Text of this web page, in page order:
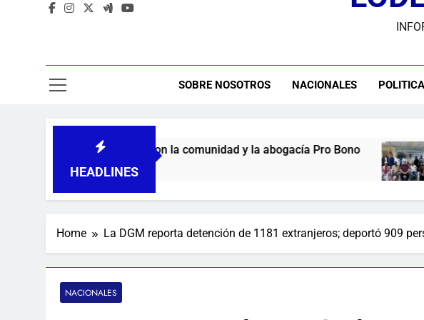
Guanin
Star Sport
SOBRE NOSOTROS NACIONALES POLITICA
HEADLINES
con la comunidad y la abogacía Pro Bono UNTC inicia
19 Horas Ago
Home La DGM reporta detención de 1181 extranjeros; deportó 909
NACIONALES